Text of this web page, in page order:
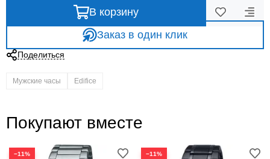
В корзину
Заказ в один клик
Поделиться
Мужские часы Edifice
Покупают вместе
−11% −11%